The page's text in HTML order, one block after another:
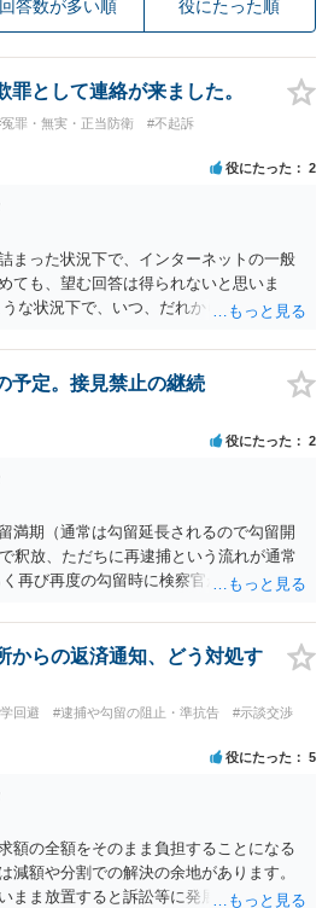
回答数が多い順 役にたった順
として連絡が来ました。
罪・無実・正当防衛
#不起訴
役にたった 2
まった状況下で、インターネットの一般
ても、望む回答は得られないと思いま
な状況下で、いつ、だれからどのような
いうことについて、お近くで詳細な法律
方法を探された方がよいと思われます。
べの場合、ＩＣレコーダーを持参して取
必須だと考えます。
予定。接見禁止の継続
役にたった 2
満期（通常は勾留延長されるので勾留開
釈放、ただちに再逮捕という流れが通常
再び再度の勾留時に検察官が接見禁止を
からの返済通知、どう対処す
回避 #逮捕や勾留の阻止・準抗告
#示談交渉
役にたった 5
額の全額をそのまま負担することになる
減額や分割での解決の余地があります。
まま放置すると訴訟等に発展してしまう